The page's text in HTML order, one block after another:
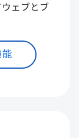
ェブとブ